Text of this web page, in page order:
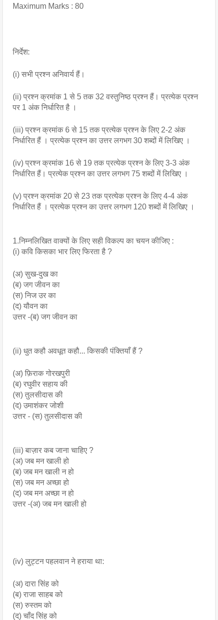
Maximum Marks : 80
निर्देश:
(i) सभी प्रश्न अनिवार्य हैं।
(ii) प्रश्न क्रमांक 1 से 5 तक 32 वस्तुनिष्ठ प्रश्न हैं। प्रत्येक प्रश्न
पर 1 अंक निर्धारित है ।
(iii) प्रश्न क्रमांक 6 से 15 तक प्रत्येक प्रश्न के लिए 2-2 अंक
निर्धारित हैं । प्रत्येक प्रश्न का उत्तर लगभग 30 शब्दों में लिखिए ।
(iv) प्रश्न क्रमांक 16 से 19 तक प्रत्येक प्रश्न के लिए 3-3 अंक
निर्धारित हैं। प्रत्येक प्रश्न का उत्तर लगभग 75 शब्दों में लिखिए ।
(v) प्रश्न क्रमांक 20 से 23 तक प्रत्येक प्रश्न के लिए 4-4 अंक
निर्धारित हैं । प्रत्येक प्रश्न का उत्तर लगभग 120 शब्दों में लिखिए ।
1.निम्नलिखित वाक्यों के लिए सही विकल्प का चयन कीजिए :
(i) कवि किसका भार लिए फिरता है ?
(अ) सुख-दुख का
(ब) जग जीवन का
(स) निज उर का
(द) यौवन का
उत्तर -(ब) जग जीवन का
(ii) धुत कहौ अवधूत कहौ... किसकी पंक्तियाँ हैं ?
(अ) फ़िराक गोरखपुरी
(ब) रघुवीर सहाय की
(स) तुलसीदास की
(द) उमाशंकर जोशी
उत्तर - (स) तुलसीदास की
(iii) बाज़ार कब जाना चाहिए ?
(अ) जब मन खाली हो
(ब) जब मन खाली न हो
(स) जब मन अच्छा हो
(द) जब मन अच्छा न हो
उत्तर -(अ) जब मन खाली हो
(iv) लुट्टन पहलवान ने हराया था:
(अ) दारा सिंह को
(ब) राजा साहब को
(स) रुस्तम को
(द) चाँद सिंह को